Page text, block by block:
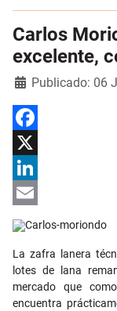
Carlos
excelente,
DetallesPublicado: 06
Facebook
X
LinkedIn
Email
La zafra lanera
lotes de lana
mercado que
encuentra